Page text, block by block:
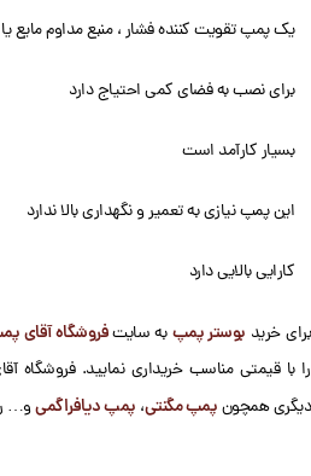
یک پمپ تقویت کننده فشار ، منبع مداوم مایع
برای نصب به فضای کمی احتیاج دارد
بسیار کارآمد است
این پمپ نیازی به تعمیر و نگهداری بالا ندارد
کارایی بالایی دارد
برای خرید بوستر پمپبه سایتفروشگاه آقای
را با قیمتی مناسب خریداری نمایید.
دیگری همچونپمپ مگنتی، پمپ دیافراگمیو…